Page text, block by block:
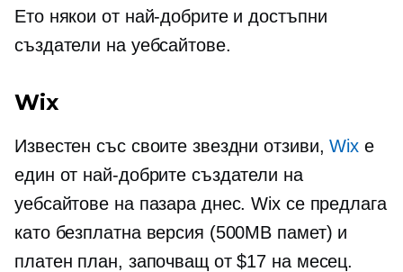
Ето някои от най-добрите и достъпни
създатели на уебсайтове.
Wix
Известен със своите звездни отзиви,Wix е
един от най-добрите създатели на
уебсайтове на пазара днес. Wix се предлага
като безплатна версия (500MB памет) и
платен план, започващ от $17 на месец.